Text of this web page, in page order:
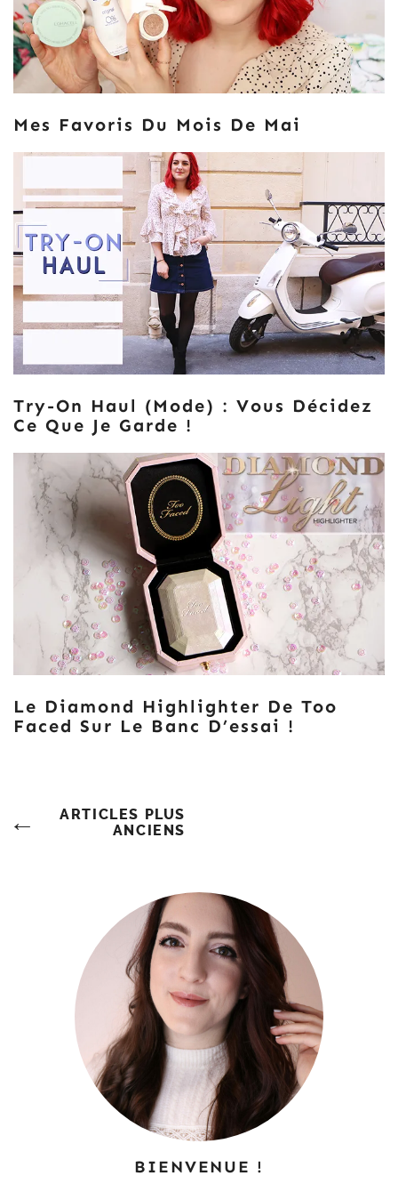
Mes Favoris Du Mois De Mai
Try-On Haul (mode) : Vous Décidez
Ce Que Je Garde !
Le Diamond Highlighter De Too
Faced Sur Le Banc D’essai !
Navigation
ARTICLES PLUS
ANCIENS
BIENVENUE !